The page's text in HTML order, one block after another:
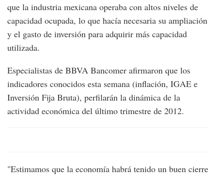
que la industria mexicana operaba con altos niveles de
capacidad ocupada, lo que hacía necesaria su ampliación
y el gasto de inversión para adquirir más capacidad
utilizada.
Especialistas de BBVA Bancomer afirmaron que los
indicadores conocidos esta semana (inflación, IGAE e
Inversión Fija Bruta), perfilarán la dinámica de la
actividad económica del último trimestre de 2012.
"Estimamos que la economía habrá tenido un buen cierre